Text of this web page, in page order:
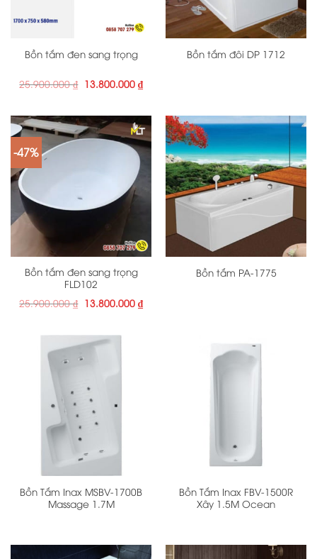
Bồn tắm đen sang trọng
25.900.000₫ Giá
gốc
13.800.000 ₫Giá
hiện
13.800.000 ₫.
Bồn tắm đôi DP 1712
-47%
Bồn tắm đen sang trọng
FLD102
25.900.000₫ Giá
gốc
13.800.000 ₫Giá
hiện
Bồn tắm PA-1775
Bồn Tắm Inax MSBV-1700B
Massage 1.7M
Bồn Tắm Inax FBV-1500R
Xây 1.5M Ocean